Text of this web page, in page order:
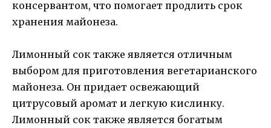
консервантом, что помогает продлить срок
хранения майонеза.
Лимонный сок также является отличным
выбором для приготовления вегетарианского
майонеза. Он придает освежающий
цитрусовый аромат и легкую кислинку.
Лимонный сок также является богатым